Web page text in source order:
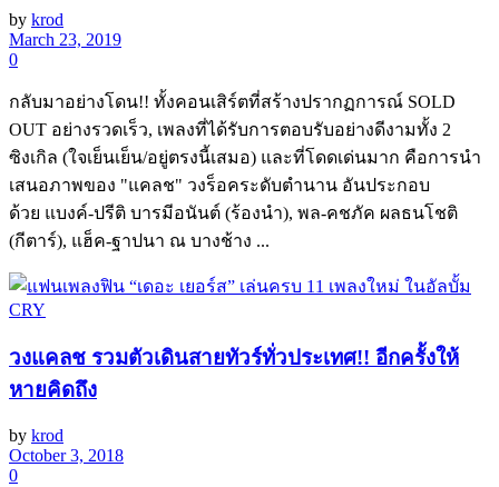
by krod
March 23, 2019
0
กลับมาอย่างโดน!! ทั้งคอนเสิร์ตที่สร้างปรากฏการณ์ SOLD
OUT อย่างรวดเร็ว, เพลงที่ได้รับการตอบรับอย่างดีงามทั้ง 2
ซิงเกิล (ใจเย็นเย็น/อยู่ตรงนี้เสมอ) และที่โดดเด่นมาก คือการนำ
เสนอภาพของ "แคลช" วงร็อคระดับตำนาน อันประกอบ
ด้วย แบงค์-ปรีติ บารมีอนันต์ (ร้องนำ), พล-คชภัค ผลธนโชติ
(กีตาร์), แฮ็ค-ฐาปนา ณ บางช้าง ...
วงแคลช รวมตัวเดินสายทัวร์ทั่วประเทศ!! อีกครั้งให้
หายคิดถึง
by krod
October 3, 2018
0